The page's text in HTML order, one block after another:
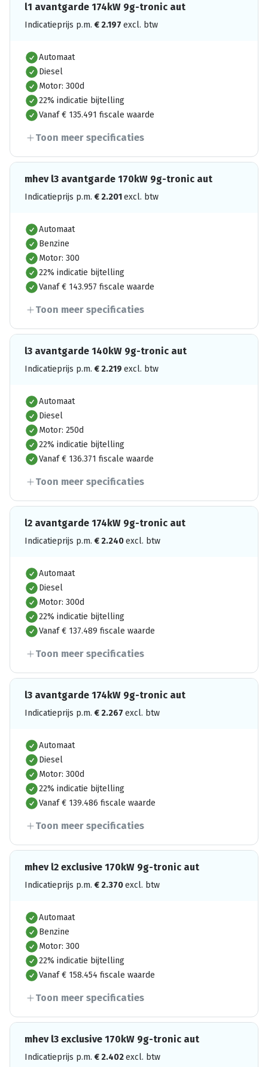
l1 avantgarde 174kW 9g-tronic aut
Indicatieprijs p.m. € 2.197 excl. btw
Automaat
Diesel
Motor: 300d
22% indicatie bijtelling
Vanaf € 135.491 fiscale waarde
Toon meer specificaties
mhev l3 avantgarde 170kW 9g-tronic aut
Indicatieprijs p.m. € 2.201excl. btw
Automaat
Benzine
Motor: 300
22% indicatie bijtelling
Vanaf € 143.957 fiscale waarde
Toon meer specificaties
l3 avantgarde 140kW 9g-tronic aut
Indicatieprijs p.m. € 2.219 excl. btw
Automaat
Diesel
Motor: 250d
22% indicatie bijtelling
Vanaf € 136.371 fiscale waarde
Toon meer specificaties
l2 avantgarde 174kW 9g-tronic aut
Indicatieprijs p.m. € 2.240excl. btw
Automaat
Diesel
Motor: 300d
22% indicatie bijtelling
Vanaf € 137.489 fiscale waarde
Toon meer specificaties
l3 avantgarde 174kW 9g-tronic aut
Indicatieprijs p.m. € 2.267 excl. btw
Automaat
Diesel
Motor: 300d
22% indicatie bijtelling
Vanaf € 139.486 fiscale waarde
Toon meer specificaties
mhev l2 exclusive 170kW 9g-tronic aut
Indicatieprijs p.m. € 2.370excl. btw
Automaat
Benzine
Motor: 300
22% indicatie bijtelling
Vanaf € 158.454 fiscale waarde
Toon meer specificaties
mhev l3 exclusive 170kW 9g-tronic aut
Indicatieprijs p.m. € 2.402excl. btw